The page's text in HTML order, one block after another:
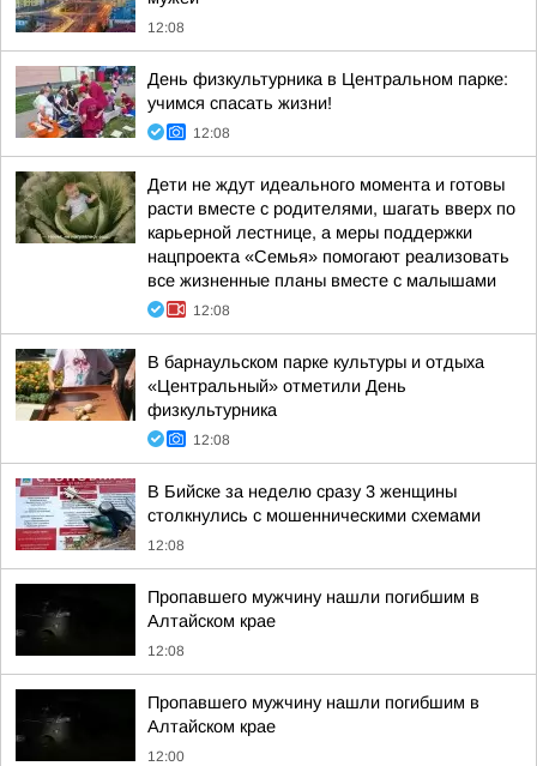
12:08
День физкультурника в Центральном парке:
учимся спасать жизни!
12:08
Дети не ждут идеального момента и готовы
расти вместе с родителями, шагать вверх по
карьерной лестнице, а меры поддержки
нацпроекта «Семья» помогают реализовать
все жизненные планы вместе с малышами
12:08
В барнаульском парке культуры и отдыха
«Центральный» отметили День
физкультурника
12:08
В Бийске за неделю сразу 3 женщины
столкнулись с мошенническими схемами
12:08
Пропавшего мужчину нашли погибшим в
Алтайском крае
12:08
Пропавшего мужчину нашли погибшим в
Алтайском крае
12:00